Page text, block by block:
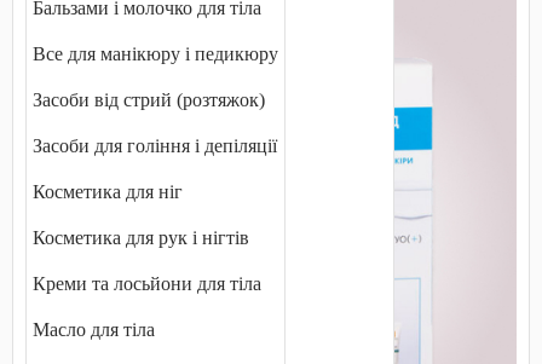
Бальзами і молочко для тіла
Все для манікюру і педикюру
Засоби від стрий (розтяжок)
Засоби для гоління і депіляції
Косметика для ніг
Косметика для рук і нігтів
Креми та лосьйони для тіла
Масло для тіла